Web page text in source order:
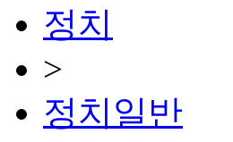
정치
>
정치일반